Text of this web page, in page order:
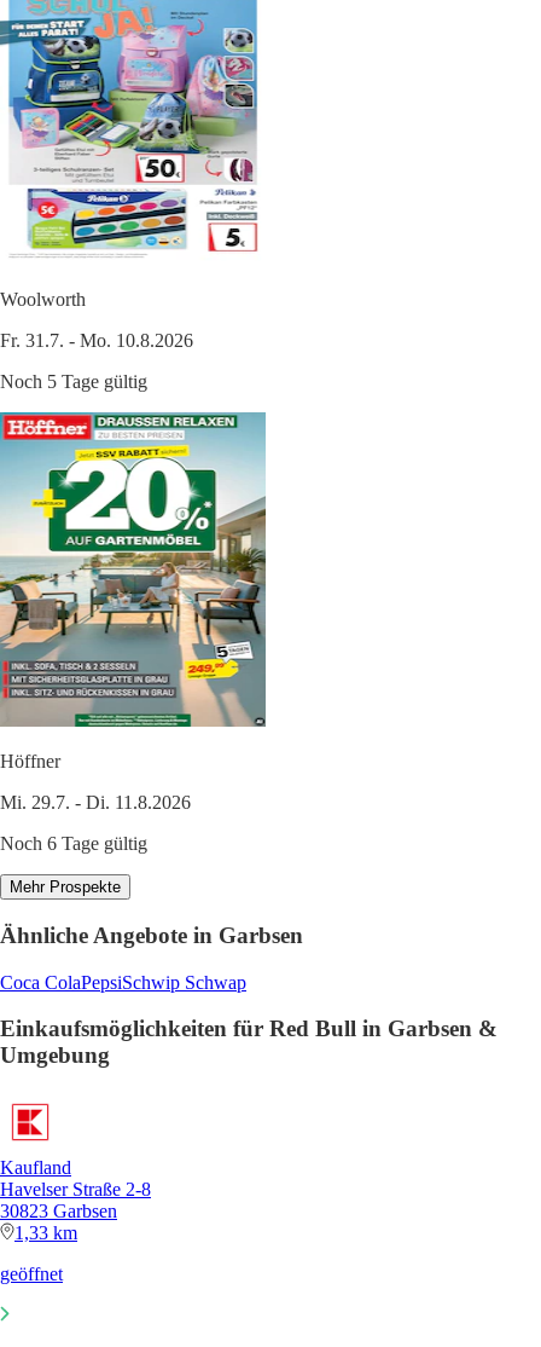
Woolworth
Fr. 31.7. - Mo. 10.8.2026
Noch 5 Tage gültig
Höffner
Mi. 29.7. - Di. 11.8.2026
Noch 6 Tage gültig
Mehr Prospekte
Ähnliche Angebote in Garbsen
Coca ColaPepsiSchwip Schwap
Einkaufsmöglichkeiten für Red Bull in Garbsen &
Umgebung
Kaufland
Havelser Straße 2-8
30823 Garbsen
1,33 km
geöffnet